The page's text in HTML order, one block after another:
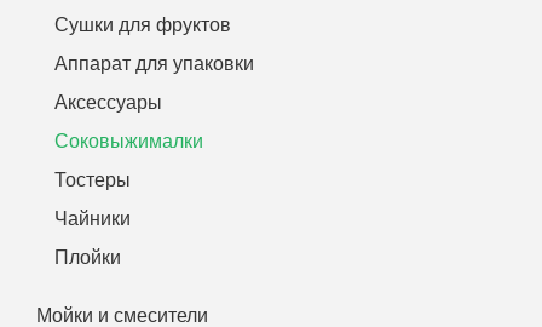
Сушки для фруктов
Аппарат для упаковки
Аксессуары
Соковыжималки
Тостеры
Чайники
Плойки
Мойки и смесители